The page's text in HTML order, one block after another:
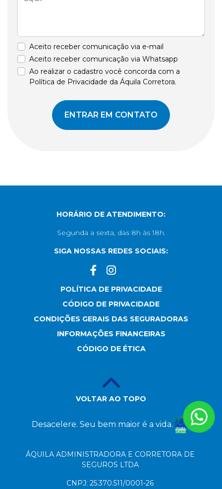
Aceito receber comunicação via e-mail
Aceito receber comunicação via Whatsapp
Ao realizar o cadastro você concorda com a
Política de Privacidade da Áquila Corretora.
ENTRAR EM CONTATO
HORÁRIO DE ATENDIMENTO:
Segunda a sexta, das 8h às 18h.
SIGA NOSSAS REDES SOCIAIS:
POLÍTICA DE PRIVACIDADE
CÓDIGO DE PRIVACIDADE
CONDIÇÕES GERAIS DAS SEGURADORAS
INFORMAÇÕES FINANCEIRAS
CÓDIGO DE ÉTICA
VOLTAR AO TOPO
Desacelere. Seu bem maior é a vida.
ÁQUILA ADMINISTRADORA E CORRETORA DE
SEGUROS LTDA
CNPJ: 25.370.511/0001-26